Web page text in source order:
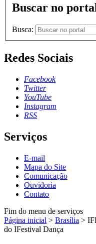
Buscar no
Busca:
Redes Sociais
Facebook
Twitter
YouTube
Instagram
RSS
Serviços
E-mail
Mapa do Site
Comunicação
Ouvidoria
Contato
Fim do menu de serviços
Página inicial > Brasília >
do IFestival Dança